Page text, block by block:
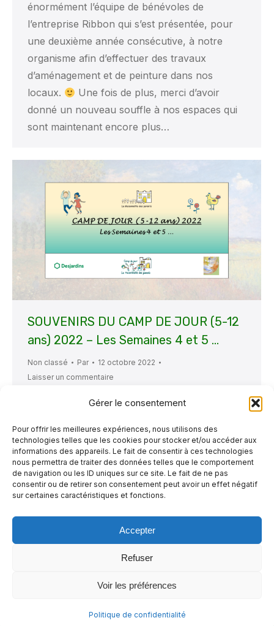
Gérer le consentement
Pour offrir les meilleures expériences, nous utilisons des
technologies telles que les cookies pour stocker et/ou accéder aux
informations des appareils. Le fait de consentir à ces technologies
nous permettra de traiter des données telles que le comportement
de navigation ou les ID uniques sur ce site. Le fait de ne pas
consentir ou de retirer son consentement peut avoir un effet négatif
sur certaines caractéristiques et fonctions.
Accepter
Refuser
Voir les préférences
Politique de confidentialité
énormément l’équipe de bénévoles de
l’entreprise Ribbon qui s’est présentée, pour
une deuxième année consécutive, à notre
organisme afin d’effectuer des travaux
d’aménagement et de peinture dans nos
locaux.
Une fois de plus, merci d’avoir
donné un nouveau souffle à nos espaces qui
sont maintenant encore plus…
SOUVENIRS DU CAMP DE JOUR (5-12
ans) 2022 – Les Semaines 4 et 5 …
Non classé Par
12 octobre 2022
Laisser un commentaire
C’est avec beaucoup d’enthousiaste qu’à la
allés s’amuser et s’enrichir de connaissances
au CENTRE DES SCIENCES, au Vieux-Port de
Montréal. Tout d’abord, ils ont assisté à un
très beau film IMAX 3D « L’Ours Esprit », et
par la suite, les enfants ont expérimenté
toutes sortes de défis…